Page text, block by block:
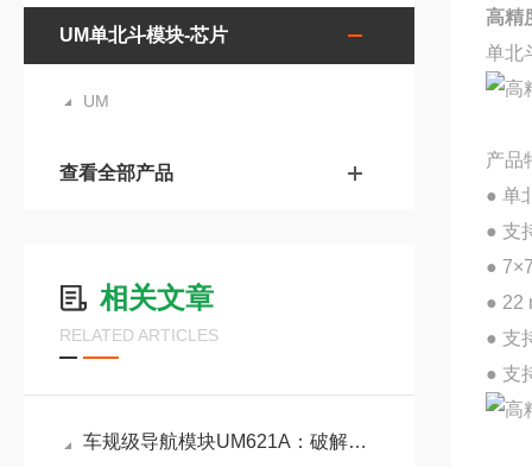
UM单北斗模块-芯片
UM
查看全部产品
相关文章
RELATED ARTICLES
车规级导航模块UM621A：破解车载连续定位难题的核心利器
高精
单北
产品
● 单
● 支
●
● 22
● 支
● 支